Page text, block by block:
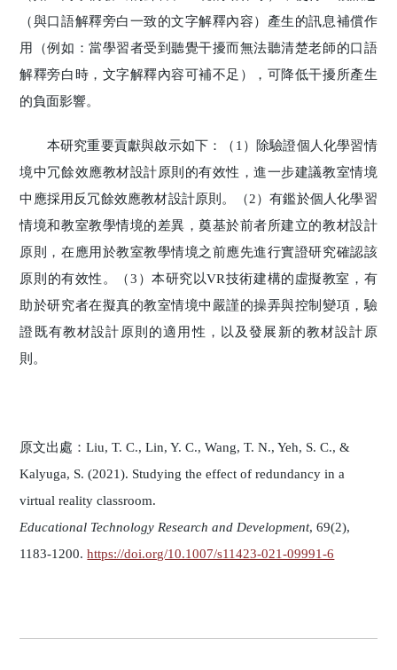
（與口語解釋旁白一致的文字解釋內容）產生的訊息補償作
用（例如：當學習者受到聽覺干擾而無法聽清楚老師的口語
解釋旁白時，文字解釋內容可補不足），可降低干擾所產生
的負面影響。
本研究重要貢獻與啟示如下：（1）除驗證個人化學習情
境中冗餘效應教材設計原則的有效性，進一步建議教室情境
中應採用反冗餘效應教材設計原則。（2）有鑑於個人化學習
情境和教室教學情境的差異，奠基於前者所建立的教材設計
原則，在應用於教室教學情境之前應先進行實證研究確認該
原則的有效性。（3）本研究以VR技術建構的虛擬教室，有
助於研究者在擬真的教室情境中嚴謹的操弄與控制變項，驗
證既有教材設計原則的適用性，以及發展新的教材設計原
則。
原文出處：Liu, T. C., Lin, Y. C., Wang, T. N., Yeh, S. C., &
Kalyuga, S. (2021). Studying the effect of redundancy in a
virtual reality classroom.
Educational Technology Research and Development, 69(2),
1183-1200.https://doi.org/10.1007/s11423-021-09991-6